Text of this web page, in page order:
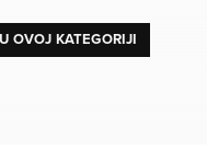
OVOJ KATEGORIJI